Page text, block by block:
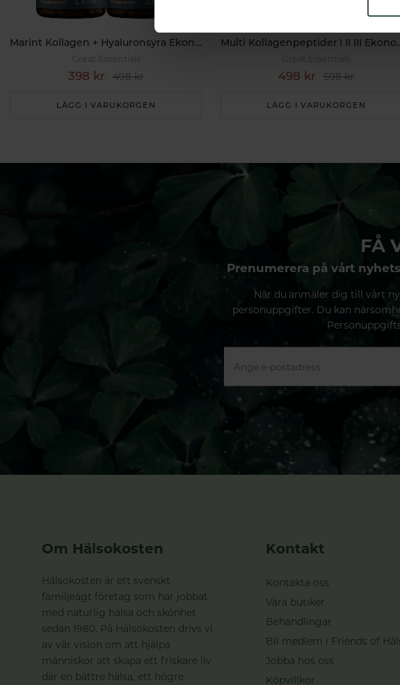
Marint Kollagen + Hyaluronsyra Ekonomipack 2x120k
Great Essentials
398 kr 498 kr
LÄGG I VARUKORGEN
Multi
498 kr 598 kr
LÄGG I VARUKORGEN
FÅ
Prenumerera på vårt
När du anmäler dig till vårt
personuppgifter. Du kan
Om Hälsokosten
Hälsokosten är ett svenskt
familjeägt företag som har jobbat
med naturlig hälsa och skönhet
sedan 1980. På Hälsokosten drivs vi
av vår vision om att hjälpa
människor att skapa ett friskare liv
där en bättre hälsa, ett högre
Kontakt
Kontakta oss
Våra butiker
Behandlingar
Bli medlem i Friends of
Jobba hos oss
Köpvillkor